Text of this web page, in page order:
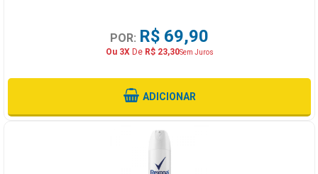
POR: R$ 69,90
Ou 3XDe R$ 23,30Sem Juros
ADICIONAR